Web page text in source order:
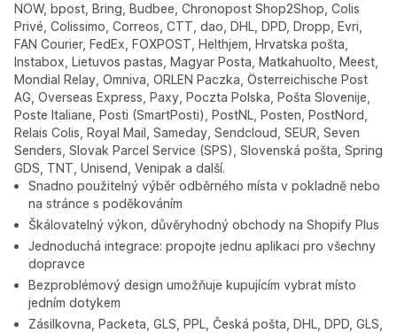
NOW, bpost, Bring, Budbee, Chronopost Shop2Shop, Colis
Privé, Colissimo, Correos, CTT, dao, DHL, DPD, Dropp, Evri,
FAN Courier, FedEx, FOXPOST, Helthjem, Hrvatska pošta,
Instabox, Lietuvos pastas, Magyar Posta, Matkahuolto, Meest,
Mondial Relay, Omniva, ORLEN Paczka, Österreichische Post
AG, Overseas Express, Paxy, Poczta Polska, Pošta Slovenije,
Poste Italiane, Posti (SmartPosti), PostNL, Posten, PostNord,
Relais Colis, Royal Mail, Sameday, Sendcloud, SEUR, Seven
Senders, Slovak Parcel Service (SPS), Slovenská pošta, Spring
GDS, TNT, Unisend, Venipak a další.
Snadno použitelný výběr odběrného místa v pokladně nebo
na stránce s poděkováním
Škálovatelný výkon, důvěryhodný obchody na Shopify Plus
Jednoduchá integrace: propojte jednu aplikaci pro všechny
dopravce
Bezproblémový design umožňuje kupujícím vybrat místo
jedním dotykem
Zásilkovna, Packeta, GLS, PPL, Česká pošta, DHL, DPD, GLS,